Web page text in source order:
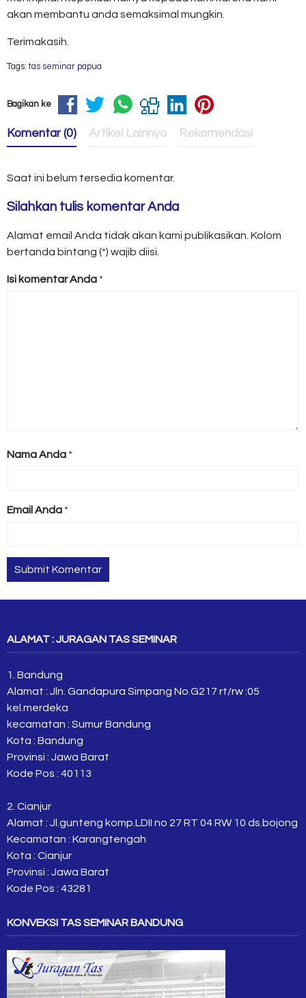
akan membantu anda semaksimal mungkin.
Terimakasih.
Tags:tas seminar papua
Bagikan ke
Komentar (0) Artikel Lainnya Rekomendasi
Saat ini belum tersedia komentar.
Silahkan tulis komentar Anda
Alamat email Anda tidak akan kami publikasikan. Kolom
bertanda bintang (*) wajib diisi.
Isi komentar Anda *
Nama Anda *
Email Anda *
ALAMAT : JURAGAN TAS SEMINAR
1. Bandung
Alamat : Jln. Gandapura Simpang No.G217 rt/rw :05
kel.merdeka
kecamatan : Sumur Bandung
Kota : Bandung
Provinsi : Jawa Barat
Kode Pos : 40113
2. Cianjur
Alamat : Jl.gunteng komp.LDII no 27 RT 04 RW 10 ds.bojong
Kecamatan : Karangtengah
Kota : Cianjur
Provinsi : Jawa Barat
Kode Pos : 43281
KONVEKSI TAS SEMINAR BANDUNG